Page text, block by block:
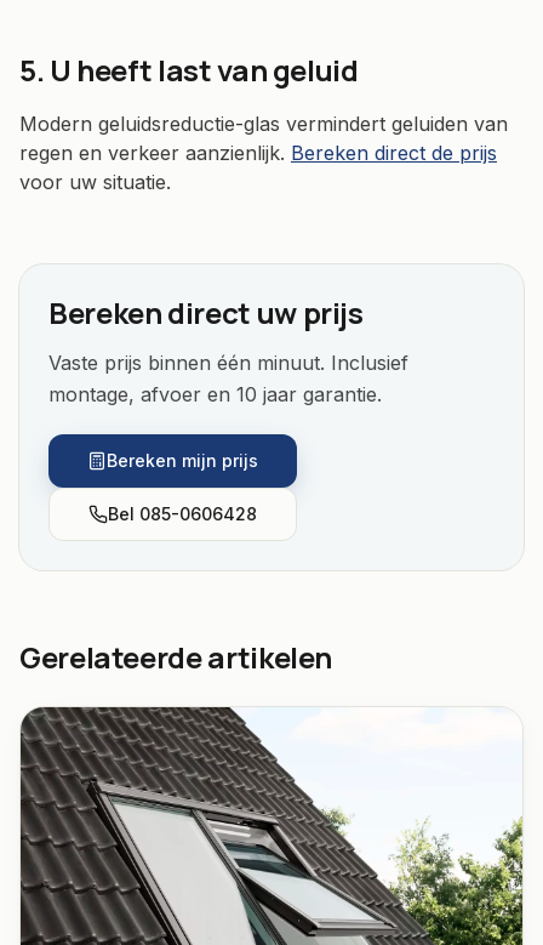
5. U heeft last van geluid
Modern geluidsreductie-glas vermindert geluiden van
regen en verkeer aanzienlijk. Bereken direct de prijs
voor uw situatie.
Bereken direct uw prijs
Vaste prijs binnen één minuut. Inclusief
montage, afvoer en 10 jaar garantie.
Bereken mijn prijs
Bel 085-0606428
Gerelateerde artikelen